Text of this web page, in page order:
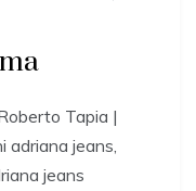
Tapia |
adriana jeans,
jeans